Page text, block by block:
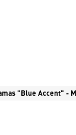
"Blue Accent" -